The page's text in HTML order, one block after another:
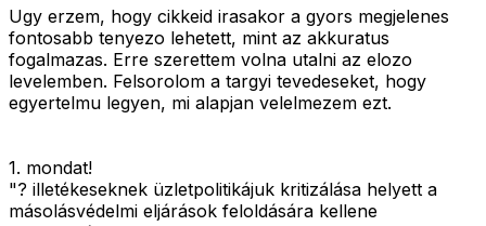
Ugy erzem, hogy cikkeid irasakor a gyors megjelenes
fontosabb tenyezo lehetett, mint az akkuratus
fogalmazas. Erre szerettem volna utalni az elozo
levelemben. Felsorolom a targyi tevedeseket, hogy
egyertelmu legyen, mi alapjan velelmezem ezt.
1. mondat!
"? illetékeseknek üzletpolitikájuk kritizálása helyett a
másolásvédelmi eljárások feloldására kellene